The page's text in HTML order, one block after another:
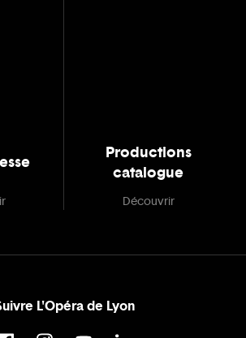
Productions
catalogue
Découvrir
L'Opéra de Lyon